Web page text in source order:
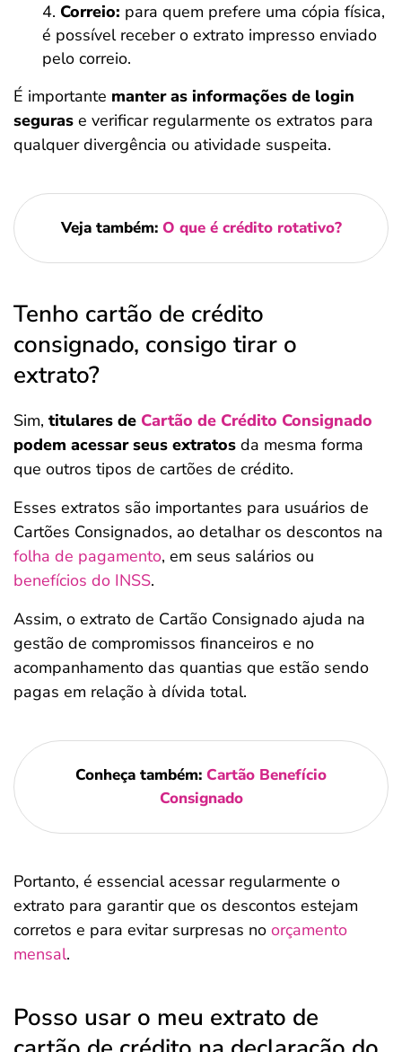
Correio: para quem prefere uma cópia física,
é possível receber o extrato impresso enviado
pelo correio.
É importante manter as informações de login
seguras e verificar regularmente os extratos para
qualquer divergência ou atividade suspeita.
Veja também: O que é crédito rotativo?
Tenho cartão de crédito
consignado, consigo tirar o
extrato?
Sim, titulares de Cartão de Crédito Consignado
podem acessar seus extratos da mesma forma
que outros tipos de cartões de crédito.
Esses extratos são importantes para usuários de
Cartões Consignados, ao detalhar os descontos na
folha de pagamento, em seus salários ou
benefícios do INSS.
Assim, o extrato de Cartão Consignado ajuda na
gestão de compromissos financeiros e no
acompanhamento das quantias que estão sendo
pagas em relação à dívida total.
Conheça também: Cartão Benefício
Consignado
Portanto, é essencial acessar regularmente o
extrato para garantir que os descontos estejam
corretos e para evitar surpresas no orçamento
mensal.
Posso usar o meu extrato de